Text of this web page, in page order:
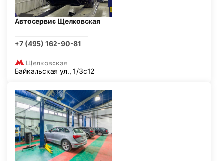
Автосервис Щелковская
+7 (495) 162-90-81
Щелковская
Байкальская ул., 1/3с12